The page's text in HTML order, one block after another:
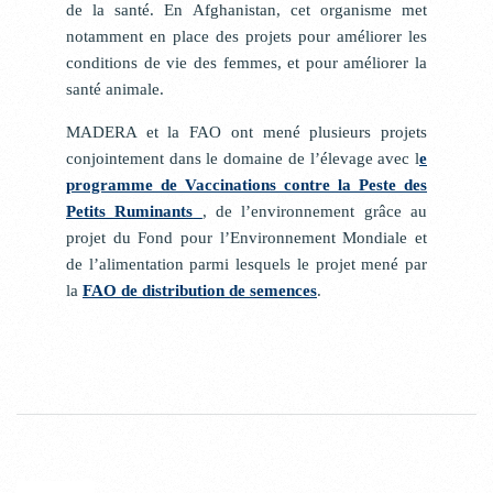
de la santé. En Afghanistan, cet organisme met
notamment en place des projets pour améliorer les
conditions de vie des femmes, et pour améliorer la
santé animale.
MADERA et la FAO ont mené plusieurs projets
conjointement dans le domaine de l’élevage avec le
programme de Vaccinations contre la Peste des
Petits Ruminants
, de l’environnement grâce au
projet du Fond pour l’Environnement Mondiale et
de l’alimentation parmi lesquels le projet mené par
la FAO de distribution de semences.